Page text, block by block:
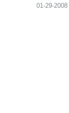
‎01-29-2008